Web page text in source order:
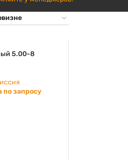
5.00-8
по запросу